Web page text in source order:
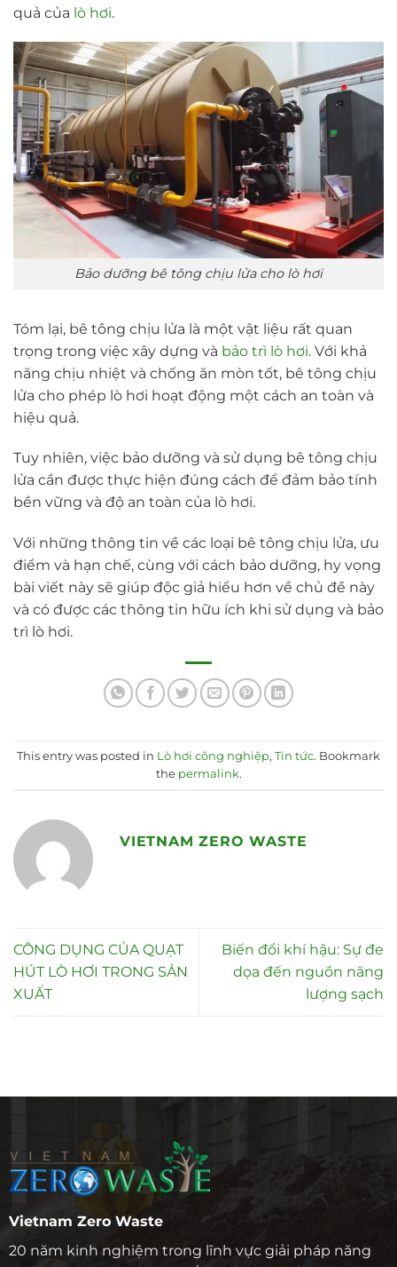
quả của lò hơi.
Bảo dưỡng bê tông chịu lửa cho lò hơi
Tóm lại, bê tông chịu lửa là một vật liệu rất quan
trọng trong việc xây dựng và bảo trì lò hơi. Với khả
năng chịu nhiệt và chống ăn mòn tốt, bê tông chịu
lửa cho phép lò hơi hoạt động một cách an toàn và
hiệu quả.
Tuy nhiên, việc bảo dưỡng và sử dụng bê tông chịu
lửa cần được thực hiện đúng cách để đảm bảo tính
bền vững và độ an toàn của lò hơi.
Với những thông tin về các loại bê tông chịu lửa, ưu
điểm và hạn chế, cùng với cách bảo dưỡng, hy vọng
bài viết này sẽ giúp độc giả hiểu hơn về chủ đề này
và có được các thông tin hữu ích khi sử dụng và bảo
trì lò hơi.
This entry was posted in Lò hơi công nghiệp, Tin tức. Bookmark
the permalink.
VIETNAM ZERO WASTE
CÔNG DỤNG CỦA QUẠT
HÚT LÒ HƠI TRONG SẢN
XUẤT
Biến đổi khí hậu: Sự đe
dọa đến nguồn năng
lượng sạch
Vietnam Zero Waste
20 năm kinh nghiệm trong lĩnh vực giải pháp năng